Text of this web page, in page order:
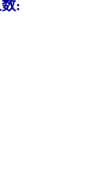
: